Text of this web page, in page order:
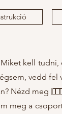
kell tudni,
vedd fel
Nézd meg ITT
meg a